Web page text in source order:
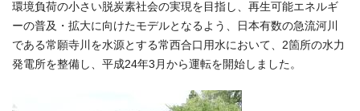
環境負荷の小さい脱炭素社会の実現を目指し、再生可能エネルギ
ーの普及・拡大に向けたモデルとなるよう、日本有数の急流河川
である常願寺川を水源とする常西合口用水において、2箇所の水力
発電所を整備し、平成24年3月から運転を開始しました。